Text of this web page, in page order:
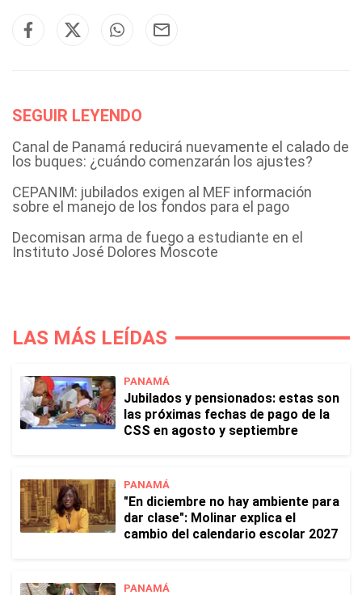
SEGUIR LEYENDO
Canal de Panamá reducirá nuevamente el calado de
los buques: ¿cuándo comenzarán los ajustes?
CEPANIM: jubilados exigen al MEF información
sobre el manejo de los fondos para el pago
Decomisan arma de fuego a estudiante en el
Instituto José Dolores Moscote
LAS MÁS LEÍDAS
PANAMÁ
Jubilados y pensionados: estas son
las próximas fechas de pago de la
CSS en agosto y septiembre
PANAMÁ
"En diciembre no hay ambiente para
dar clase": Molinar explica el
cambio del calendario escolar 2027
PANAMÁ